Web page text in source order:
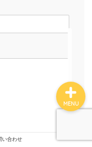
い合わせ
MENU
撮影技術